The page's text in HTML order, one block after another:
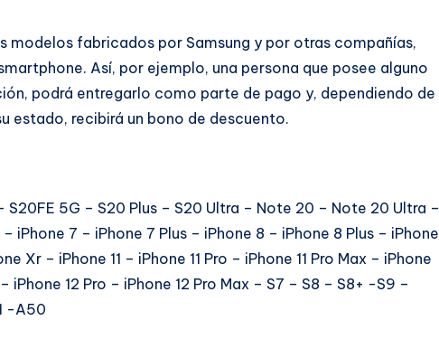
fabricados por Samsung y por otras compañías,
Así, por ejemplo, una persona que posee alguno
podrá entregarlo como parte de pago y, dependiendo de
estado, recibirá un bono de descuento.
S20FE 5G – S20 Plus – S20 Ultra – Note 20 – Note 20 Ultra –
iPhone 7 – iPhone 7 Plus – iPhone 8 – iPhone 8 Plus – iPhone
Xr – iPhone 11 – iPhone 11 Pro – iPhone 11 Pro Max – iPhone
iPhone 12 Pro – iPhone 12 Pro Max – S7 – S8 – S8+ -S9 –
-A50